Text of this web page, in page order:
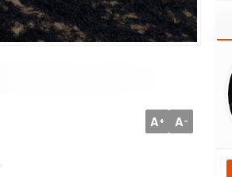
A+ A-